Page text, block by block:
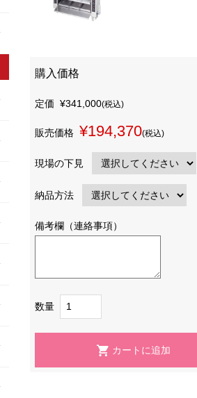
購入価格
定価 ¥341,000(税込)
販売価格 ¥194,370(税込)
現場の下見
納品方法
備考欄（連絡事項）
数量